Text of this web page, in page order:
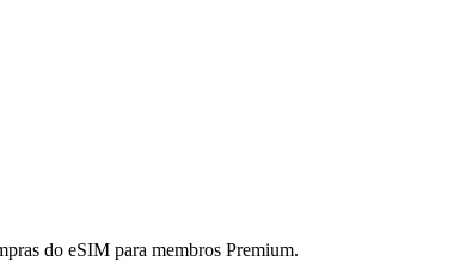
do eSIM para membros Premium.